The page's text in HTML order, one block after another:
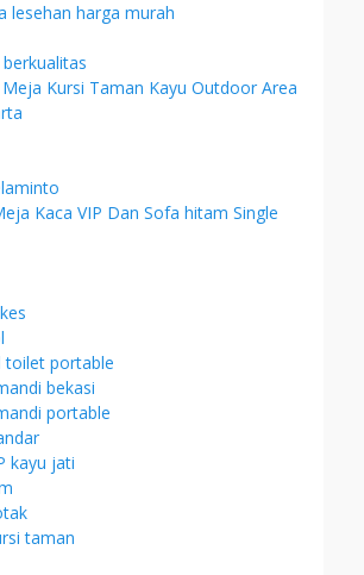
lesehan harga murah
Kursi Taman Kayu Outdoor Area
Kaca VIP Dan Sofa hitam Single
toilet portable
bekasi
portable
kayu jati
taman